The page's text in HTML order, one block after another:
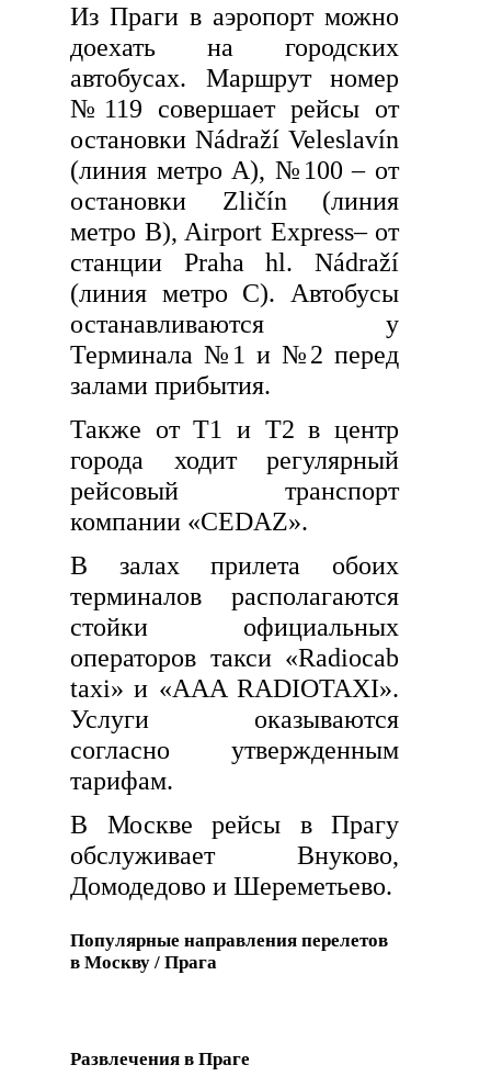
Из Праги в аэропорт можно
доехать на городских
автобусах. Маршрут номер
№119 совершает рейсы от
остановки Nádraží Veleslavín
(линия метро A), №100 – от
остановки Zličín (линия
метро B), Airport Express– от
станции Praha hl. Nádraží
(линия метро С). Автобусы
останавливаются у
Терминала №1 и №2 перед
залами прибытия.
Также от Т1 и Т2 в центр
города ходит регулярный
рейсовый транспорт
компании «CEDAZ».
В залах прилета обоих
терминалов располагаются
стойки официальных
операторов такси «Radiocab
taxi» и «AAA RADIOTAXI».
Услуги оказываются
согласно утвержденным
тарифам.
В Москве рейсы в Прагу
обслуживает Внуково,
Домодедово и Шереметьево.
Популярные направления перелетов
в Москву / Прага
Развлечения в Праге